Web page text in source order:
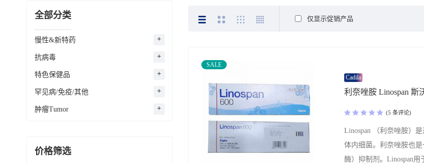
全部分类
慢性&新特药
抗病毒
特色保健品
罕见病/免疫/其他
肿瘤Tumor
价格筛选
仅显示促销产品
SALE
Cadila
利奈唑胺 Linospan 斯
&sol; 5
(5 条评论)
Linospan （利奈唑胺）
体内细菌。利奈唑胺也
酶）抑制剂。Linospan